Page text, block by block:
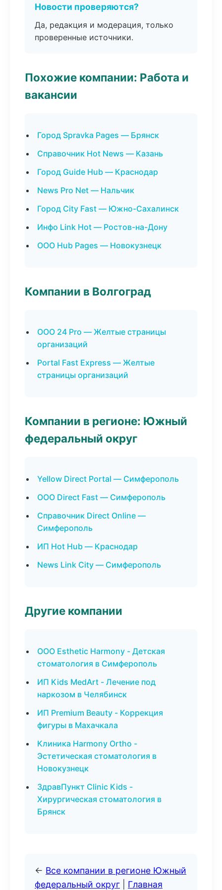
Новости проверяются?
Да, редакция и модерация, только
проверенные источники.
Похожие компании: Работа и
вакансии
Город Spravka Pages — Брянск
Справочник Hot News — Казань
Город Guide Hub — Краснодар
News Pro Net — Нальчик
Город City Fast — Южно-Сахалинск
Инфо Link Hot — Ростов-на-Дону
ООО Hub Pages — Новокузнецк
Компании в Волгоград
ООО 24 Pro — Желтые страницы
организаций
Portal Fast Express — Желтые
страницы организаций
Компании в регионе: Южный
федеральный округ
Yellow Direct Portal — Симферополь
ООО Direct Fast — Симферополь
Справочник Direct Online —
Симферополь
ИП Hot Hub — Краснодар
News Link City — Симферополь
Другие компании
ООО Esthetic Harmony - Детская
стоматология в Симферополь
ИП Kids MedArt - Лечение под
наркозом в Челябинск
ИП Premium Beauty - Коррекция
фигуры в Махачкала
Клиника Harmony Ortho -
Эстетическая стоматология в
Новокузнецк
ЗдравПункт Clinic Kids -
Хирургическая стоматология в
Брянск
← Все компании в регионе Южный
федеральный округ
Главная